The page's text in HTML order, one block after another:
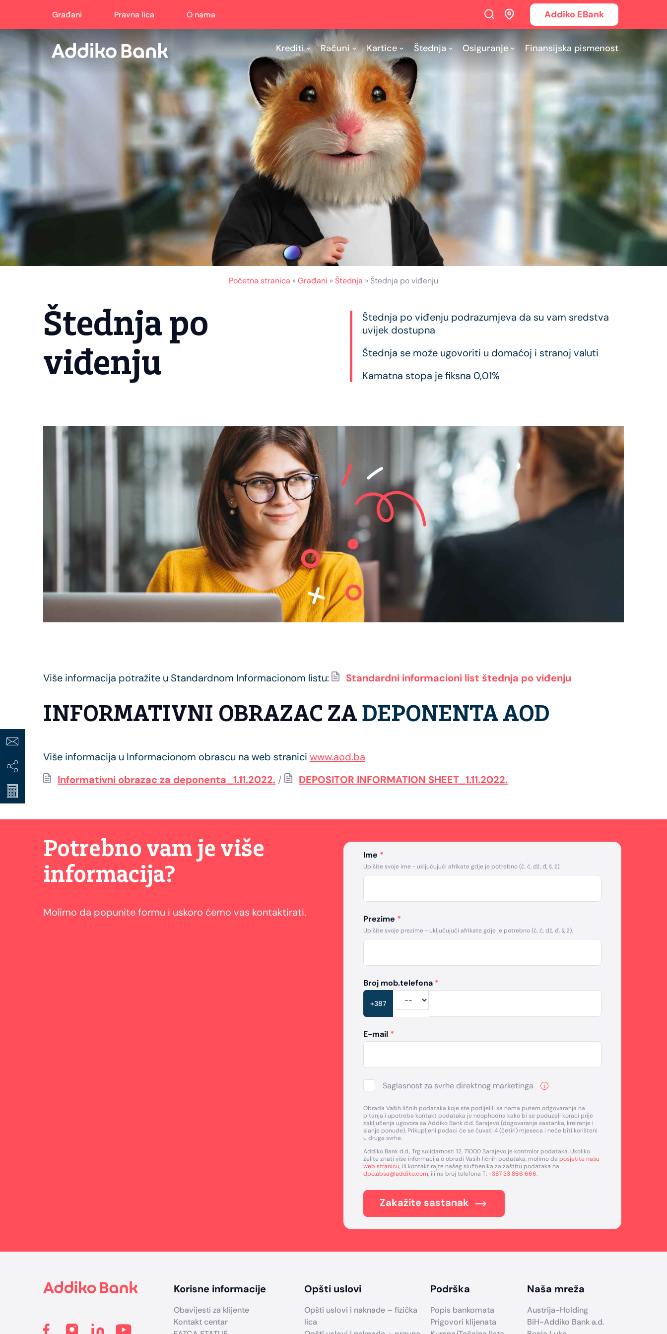
Građani Pravna lica O nama Addiko EBank
Krediti Računi Kartice Štednja Osiguranje Finansijska pismenost
Početna stranica »Građani »Štednja » Štednja po viđenju
Štednja po
viđenju
Štednja po viđenju podrazumjeva da su vam sredstva
uvijek dostupna
Štednja se može ugovoriti u domaćoj i stranoj valuti
Kamatna stopa je fiksna 0,01%
Više informacija potražite u Standardnom Informacionom listu: Standardni informacioni list štednja po viđenju
INFORMATIVNI OBRAZAC ZADEPONENTA AOD
Više informacija u Informacionom obrascu na web stranici www.aod.ba
Informativni obrazac za deponenta_1.11.2022. / DEPOSITOR INFORMATION SHEET_1.11.2022.
Potrebno vam je više
informacija?
Molimo da popunite formu i uskoro ćemo vas kontaktirati.
Ime *
Upišite svoje ime - uključujući afrikate gdje je potrebno (č, ć, dž, đ, š, ž).
Prezime *
Upišite svoje prezime - uključujući afrikate gdje je potrebno (č, ć, dž, đ, š, ž).
Broj mob.telefona *
+387
E-mail *
Saglasnost za svrhe direktnog marketinga
Obrada Vaših ličnih podataka koje ste podijelili sa nama putem odgovaranja na
pitanja i upotreba kontakt podataka je neophodna kako bi se poduzeli koraci prije
zaključenja ugovora sa Addiko Bank d.d. Sarajevo (dogovaranje sastanka, kreiranje i
slanje ponude). Prikupljeni podaci će se čuvati 4 (četiri) mjeseca i neće biti korišteni
u druge svrhe.
Addiko Bank d.d., Trg solidarnosti 12, 71000 Sarajevo je kontrolor podataka. Ukoliko
želite znati više informacija o obradi Vaših ličnih podataka, molimo da posjetite našu
web stranicu, ili kontaktirajte našeg službenika za zaštitu podataka na
dpo.absa@addiko.com, ili na broj telefona T:+387 33 866 666.
Zakažite sastanak
Korisne informacije
Obavijesti za klijente
Kontakt centar
Opšti uslovi
Opšti uslovi i naknade – fizička
lica
Podrška
Popis bankomata
Prigovori klijenata
Naša mreža
Austrija-Holding
BiH-Addiko Bank a.d.